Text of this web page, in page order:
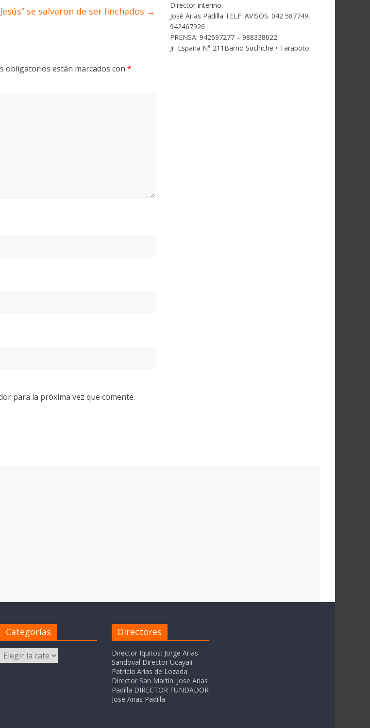
se salvaron de ser linchados →
obligatorios están marcados con *
para la próxima vez que comente.
Director interino:
José Arias Padilla TELF. AVISOS. 042 587749,
942467926
PRENSA: 942697277 – 988338022
Jr. España N° 211Barrio Suchiche • Tarapoto
Categorías
Categorías
Directores
Director Iquitos: Jorge Arias
Sandoval Director Ucayali:
Patricia Arias de Lozada
Director San Martín: Jose Arias
Padilla DIRECTOR FUNDADOR
Jose Arias Padilla